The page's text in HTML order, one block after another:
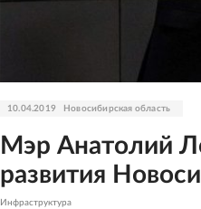
10.04.2019 Новосибирская область
Мэр Анатолий
развития
Инфраструктура